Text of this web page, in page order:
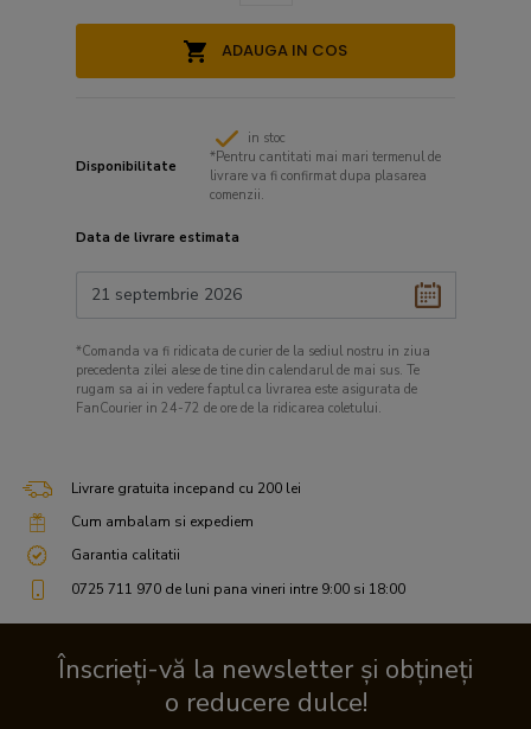
ADAUGA IN COS
Disponibilitate
in stoc
*Pentru cantitati mai mari termenul de
livrare va fi confirmat dupa plasarea
comenzii.
Data de livrare estimata
*Comanda va fi ridicata de curier de la sediul nostru in ziua
precedenta zilei alese de tine din calendarul de mai sus. Te
rugam sa ai in vedere faptul ca livrarea este asigurata de
FanCourier in 24-72 de ore de la ridicarea coletului.
Livrare gratuita incepand cu 200 lei
Cum ambalam si expediem
Garantia calitatii
0725 711 970 de luni pana vineri intre 9:00 si 18:00
Înscrieți-vă la newsletter și obțineți
o reducere dulce!